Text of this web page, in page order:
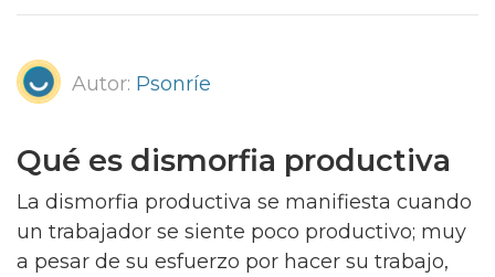
Autor: Psonríe
Qué es dismorfia productiva
La dismorfia productiva se manifiesta cuando
un trabajador se siente poco productivo; muy
a pesar de su esfuerzo por hacer su trabajo,